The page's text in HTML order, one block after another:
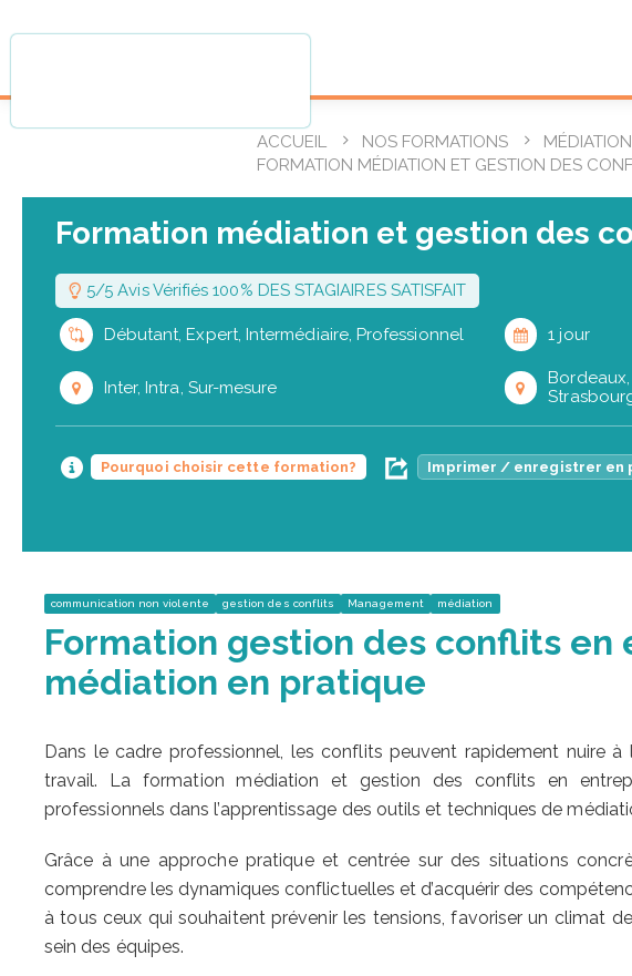
ACCUEIL NOS FORMATIONS
FORMATION MÉDIATION ET GESTION DES
Formation médiation et gestion des
5/5 Avis Vérifiés 100% DES STAGIAIRES SATISFAIT
Débutant, Expert, Intermédiaire, Professionnel 1 jour
Inter, Intra, Sur-mesure
Bordeaux,
Pourquoi choisir cette formation? Imprimer / enregistrer en
communication non violente gestion des conflits Management médiation
Formation gestion des conflits en
médiation en pratique
Dans le cadre professionnel, les conflits peuvent rapidement nuire
travail. La formation médiation et gestion des conflits en
professionnels dans l’apprentissage des outils et techniques de
Grâce à une approche pratique et centrée sur des situations
comprendre les dynamiques conflictuelles et d’acquérir des
à tous ceux qui souhaitent prévenir les tensions, favoriser un climat
sein des équipes.